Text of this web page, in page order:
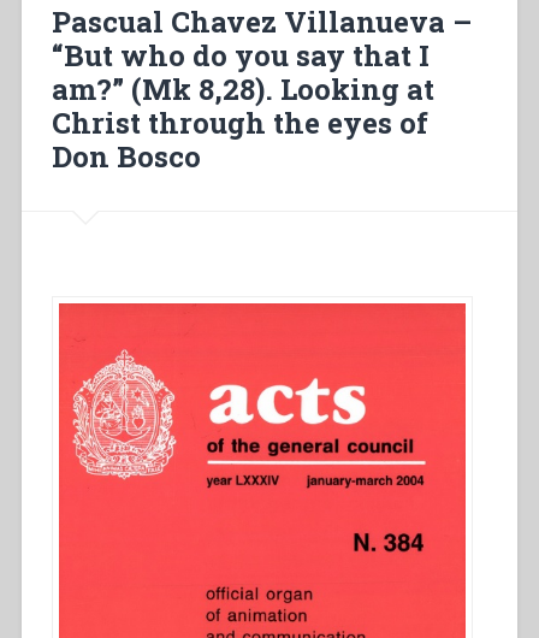
Pascual Chavez Villanueva –
“But who do you say that I
am?” (Mk 8,28). Looking at
Christ through the eyes of
Don Bosco